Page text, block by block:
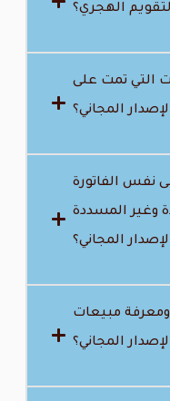
الهجري؟
التي تمت على
المجاني؟
نفس الفاتورة
وغير المسددة
المجاني؟
مبيعات
المجاني؟